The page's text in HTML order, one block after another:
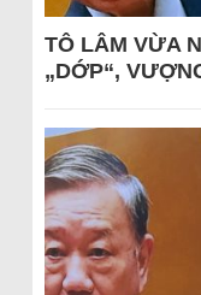
TÔ LÂM VỪA
„DỚP“,